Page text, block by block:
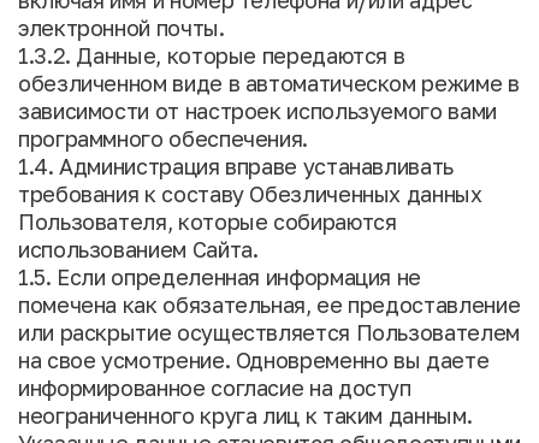
электронной почты.
1.3.2. Данные, которые передаются в
обезличенном виде в автоматическом режиме в
зависимости от настроек используемого вами
программного обеспечения.
1.4. Администрация вправе устанавливать
требования к составу Обезличенных данных
Пользователя, которые собираются
использованием Сайта.
1.5. Если определенная информация не
помечена как обязательная, ее предоставление
или раскрытие осуществляется Пользователем
на свое усмотрение. Одновременно вы даете
информированное согласие на доступ
неограниченного круга лиц к таким данным.